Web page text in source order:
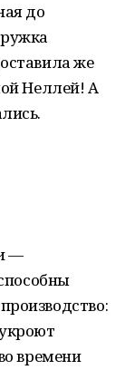
до
же
Неллей! А
—
времени